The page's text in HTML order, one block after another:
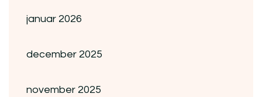
januar 2026
december 2025
november 2025